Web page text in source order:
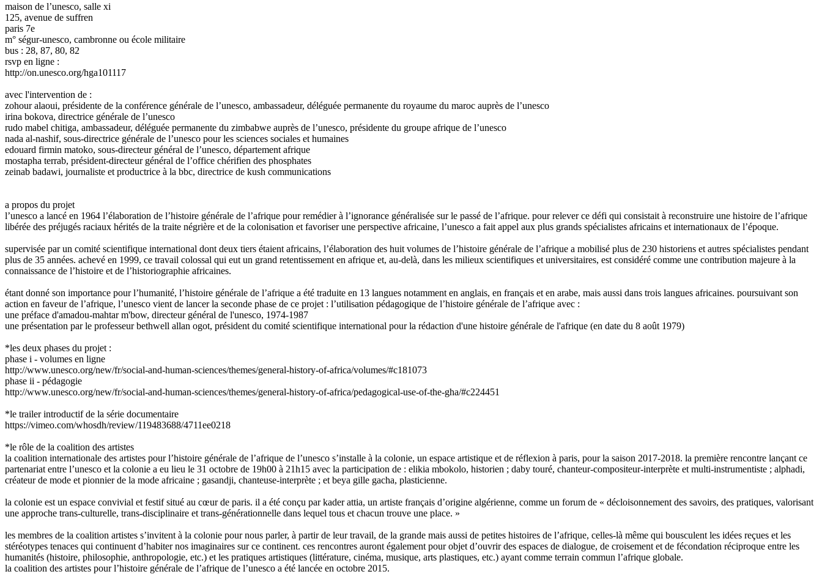
maison de l’unesco, salle xi
125, avenue de suffren
paris 7e
m° ségur-unesco, cambronne ou école militaire
bus : 28, 87, 80, 82
rsvp en ligne :
http://on.unesco.org/hga101117
avec l'intervention de :
zohour alaoui, présidente de la conférence générale de l’unesco, ambassadeur, déléguée permanente du royaume du maroc auprès de l’unesco
irina bokova, directrice générale de l’unesco
rudo mabel chitiga, ambassadeur, déléguée permanente du zimbabwe auprès de l’unesco, présidente du groupe afrique de l’unesco
nada al-nashif, sous-directrice générale de l’unesco pour les sciences sociales et humaines
edouard firmin matoko, sous-directeur général de l’unesco, département afrique
mostapha terrab, président-directeur général de l’office chérifien des phosphates
zeinab badawi, journaliste et productrice à la bbc, directrice de kush communications
a propos du projet
l’unesco a lancé en 1964 l’élaboration de l’histoire générale de l’afrique pour remédier à l’ignorance généralisée sur le passé de l’afrique. pour relever ce défi qui consistait à reconstruire une histoire de l’afrique
libérée des préjugés raciaux hérités de la traite négrière et de la colonisation et favoriser une perspective africaine, l’unesco a fait appel aux plus grands spécialistes africains et internationaux de l’époque.
supervisée par un comité scientifique international dont deux tiers étaient africains, l’élaboration des huit volumes de l’histoire générale de l’afrique a mobilisé plus de 230 historiens et autres spécialistes pendant
plus de 35 années. achevé en 1999, ce travail colossal qui eut un grand retentissement en afrique et, au-delà, dans les milieux scientifiques et universitaires, est considéré comme une contribution majeure à la
connaissance de l’histoire et de l’historiographie africaines.
étant donné son importance pour l’humanité, l’histoire générale de l’afrique a été traduite en 13 langues notamment en anglais, en français et en arabe, mais aussi dans trois langues africaines. poursuivant son
action en faveur de l’afrique, l’unesco vient de lancer la seconde phase de ce projet : l’utilisation pédagogique de l’histoire générale de l’afrique avec :
une préface d'amadou-mahtar m'bow, directeur général de l'unesco, 1974-1987
une présentation par le professeur bethwell allan ogot, président du comité scientifique international pour la rédaction d'une histoire générale de l'afrique (en date du 8 août 1979)
*les deux phases du projet :
phase i - volumes en ligne
http://www.unesco.org/new/fr/social-and-human-sciences/themes/general-history-of-africa/volumes/#c181073
phase ii - pédagogie
http://www.unesco.org/new/fr/social-and-human-sciences/themes/general-history-of-africa/pedagogical-use-of-the-gha/#c224451
*le trailer introductif de la série documentaire
https://vimeo.com/whosdh/review/119483688/4711ee0218
*le rôle de la coalition des artistes
la coalition internationale des artistes pour l’histoire générale de l’afrique de l’unesco s’installe à la colonie, un espace artistique et de réflexion à paris, pour la saison 2017-2018. la première rencontre lançant ce
partenariat entre l’unesco et la colonie a eu lieu le 31 octobre de 19h00 à 21h15 avec la participation de : elikia mbokolo, historien ; daby touré, chanteur-compositeur-interprète et multi-instrumentiste ; alphadi,
créateur de mode et pionnier de la mode africaine ; gasandji, chanteuse-interprète ; et beya gille gacha, plasticienne.
la colonie est un espace convivial et festif situé au cœur de paris. il a été conçu par kader attia, un artiste français d’origine algérienne, comme un forum de « décloisonnement des savoirs, des pratiques, valorisant
une approche trans-culturelle, trans-disciplinaire et trans-générationnelle dans lequel tous et chacun trouve une place. »
les membres de la coalition artistes s’invitent à la colonie pour nous parler, à partir de leur travail, de la grande mais aussi de petites histoires de l’afrique, celles-là même qui bousculent les idées reçues et les
stéréotypes tenaces qui continuent d’habiter nos imaginaires sur ce continent. ces rencontres auront également pour objet d’ouvrir des espaces de dialogue, de croisement et de fécondation réciproque entre les
humanités (histoire, philosophie, anthropologie, etc.) et les pratiques artistiques (littérature, cinéma, musique, arts plastiques, etc.) ayant comme terrain commun l’afrique globale.
la coalition des artistes pour l’histoire générale de l’afrique de l’unesco a été lancée en octobre 2015.